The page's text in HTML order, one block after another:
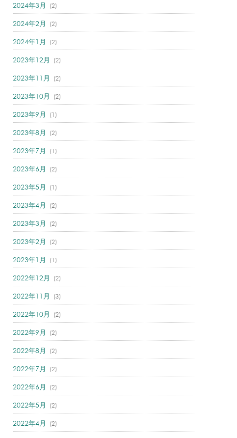
2024年3月 (2)
2024年2月 (2)
2024年1月 (2)
2023年12月 (2)
2023年11月 (2)
2023年10月 (2)
2023年9月 (1)
2023年8月 (2)
2023年7月 (1)
2023年6月 (2)
2023年5月 (1)
2023年4月 (2)
2023年3月 (2)
2023年2月 (2)
2023年1月 (1)
2022年12月 (2)
2022年11月 (3)
2022年10月 (2)
2022年9月 (2)
2022年8月 (2)
2022年7月 (2)
2022年6月 (2)
2022年5月 (2)
2022年4月 (2)